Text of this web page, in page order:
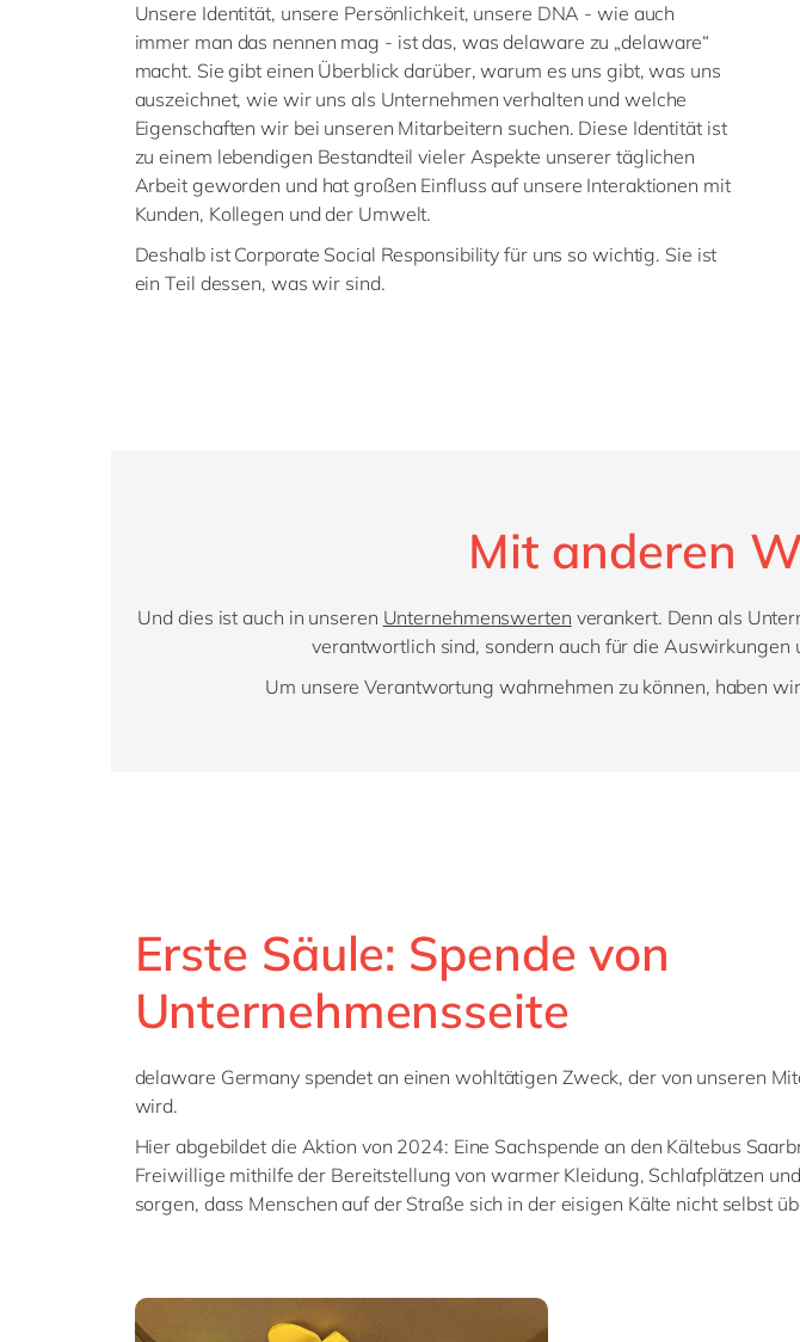
Unsere Identität, unsere Persönlichkeit, unsere DNA - wie auch
immer man das nennen mag - ist das, was delaware zu „delaware“
macht. Sie gibt einen Überblick darüber, warum es uns gibt, was uns
auszeichnet, wie wir uns als Unternehmen verhalten und welche
Eigenschaften wir bei unseren Mitarbeitern suchen. Diese Identität ist
zu einem lebendigen Bestandteil vieler Aspekte unserer täglichen
Arbeit geworden und hat großen Einfluss auf unsere Interaktionen mit
Kunden, Kollegen und der Umwelt.
Deshalb ist Corporate Social Responsibility für uns so wichtig. Sie ist
ein Teil dessen, was wir sind.
Mit anderen
Und dies ist auch in unseren Unternehmenswerten verankert. Denn als
verantwortlich sind, sondern auch für die
Um unsere Verantwortung wahrnehmen zu können, haben
Erste Säule: Spende von
Unternehmensseite
delaware Germany spendet an einen wohltätigen Zweck, der von unseren
wird.
Hier abgebildet die Aktion von 2024: Eine Sachspende an den Kältebus
Freiwillige mithilfe der Bereitstellung von warmer Kleidung, Schlafplätzen
sorgen, dass Menschen auf der Straße sich in der eisigen Kälte nicht selbst